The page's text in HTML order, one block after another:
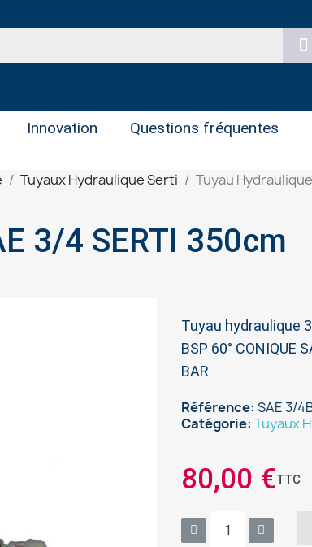
Innovation Questions fréquentes
Tuyaux Hydraulique Serti Tuyau
3/4 SERTI 350cm
Tuyau hydraulique
BSP 60° CONIQUE
BAR
Référence SAE 3/
Catégorie Tuyaux
80,00 €TTC